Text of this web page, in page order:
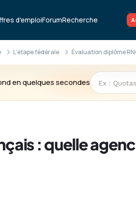
d'emploiForumRecherche
L'étape fédérale Évaluation diplôme
en quelques secondes
: quelle